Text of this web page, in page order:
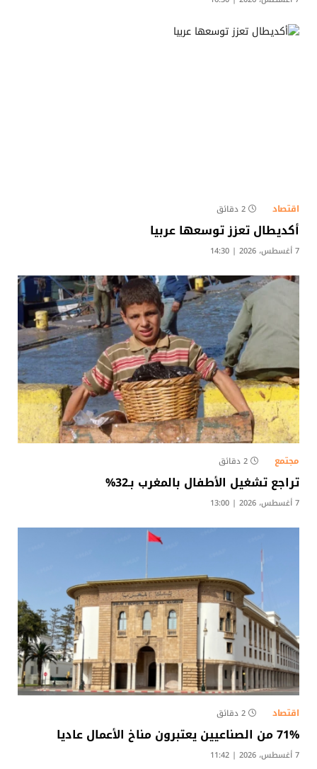
اقتصاد 2 دقائق
أكديطال تعزز توسعها عربيا
7 أغسطس، 2026 | 14:30
مجتمع 2 دقائق
تراجع تشغيل الأطفال بالمغرب بـ32%
7 أغسطس، 2026 | 13:00
اقتصاد 2 دقائق
71% من الصناعيين يعتبرون مناخ الأعمال عاديا
7 أغسطس، 2026 | 11:42